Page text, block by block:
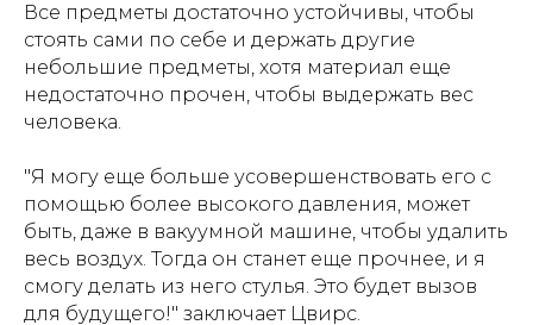
Все предметы достаточно устойчивы, чтобы
стоять сами по себе и держать другие
небольшие предметы, хотя материал еще
недостаточно прочен, чтобы выдержать вес
человека.
"Я могу еще больше усовершенствовать его с
помощью более высокого давления, может
быть, даже в вакуумной машине, чтобы удалить
весь воздух. Тогда он станет еще прочнее, и я
смогу делать из него стулья. Это будет вызов
для будущего!" заключает Цвирс.